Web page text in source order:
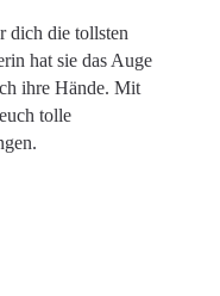
dich die tollsten
hat sie das Auge
ihre Hände. Mit
tolle